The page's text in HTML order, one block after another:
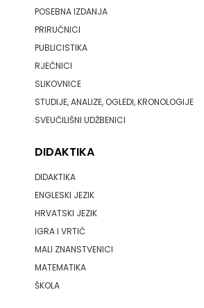
POSEBNA IZDANJA
PRIRUČNICI
PUBLICISTIKA
RJEČNICI
SLIKOVNICE
STUDIJE, ANALIZE, OGLEDI, KRONOLOGIJE
SVEUČILIŠNI UDŽBENICI
DIDAKTIKA
DIDAKTIKA
ENGLESKI JEZIK
HRVATSKI JEZIK
IGRA I VRTIĆ
MALI ZNANSTVENICI
MATEMATIKA
ŠKOLA